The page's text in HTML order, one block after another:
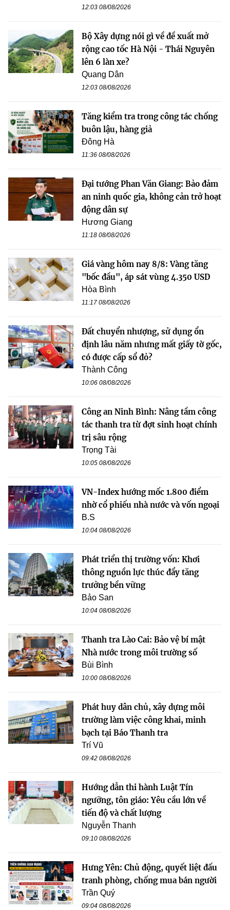
12:03 08/08/2026
Bộ Xây dựng nói gì về đề xuất mở
rộng cao tốc Hà Nội - Thái Nguyên
lên 6 làn xe?
Quang Dân
12:03 08/08/2026
Tăng kiểm tra trong công tác chống
buôn lậu, hàng giả
Đông Hà
11:36 08/08/2026
Đại tướng Phan Văn Giang: Bảo đảm
an ninh quốc gia, không cản trở hoạt
động dân sự
Hương Giang
11:18 08/08/2026
Giá vàng hôm nay 8/8: Vàng tăng
"bốc đầu", áp sát vùng 4.350 USD
Hòa Bình
11:17 08/08/2026
Đất chuyển nhượng, sử dụng ổn
định lâu năm nhưng mất giấy tờ gốc,
có được cấp sổ đỏ?
Thành Công
10:06 08/08/2026
Công an Ninh Bình: Nâng tầm công
tác thanh tra từ đợt sinh hoạt chính
trị sâu rộng
Trọng Tài
10:05 08/08/2026
VN-Index hướng mốc 1.800 điểm
nhờ cổ phiếu nhà nước và vốn ngoại
B.S
10:04 08/08/2026
Phát triển thị trường vốn: Khơi
thông nguồn lực thúc đẩy tăng
trưởng bền vững
Bảo San
10:04 08/08/2026
Thanh tra Lào Cai: Bảo vệ bí mật
Nhà nước trong môi trường số
Bùi Bình
10:00 08/08/2026
Phát huy dân chủ, xây dựng môi
trường làm việc công khai, minh
bạch tại Báo Thanh tra
Trí Vũ
09:42 08/08/2026
Hướng dẫn thi hành Luật Tín
ngưỡng, tôn giáo: Yêu cầu lớn về
tiến độ và chất lượng
Nguyễn Thanh
09:10 08/08/2026
Hưng Yên: Chủ động, quyết liệt đấu
tranh phòng, chống mua bán người
Trần Quý
09:04 08/08/2026